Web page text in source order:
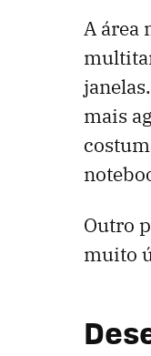
A área
mais
Outro
muito